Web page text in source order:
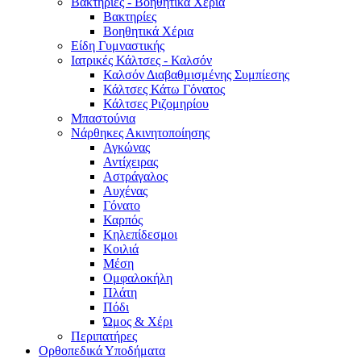
Βακτηρίες
Βοηθητικά Χέρια
Είδη Γυμναστικής
Ιατρικές Κάλτσες - Καλσόν
Καλσόν Διαβαθμισμένης Συμπίεσης
Κάλτσες Κάτω Γόνατος
Κάλτσες Ριζομηρίου
Μπαστούνια
Νάρθηκες Ακινητοποίησης
Αγκώνας
Αντίχειρας
Αστράγαλος
Αυχένας
Γόνατο
Καρπός
Κηλεπίδεσμοι
Κοιλιά
Μέση
Ομφαλοκήλη
Πλάτη
Πόδι
Ώμος & Χέρι
Περιπατήρες
Ορθοπεδικά Υποδήματα